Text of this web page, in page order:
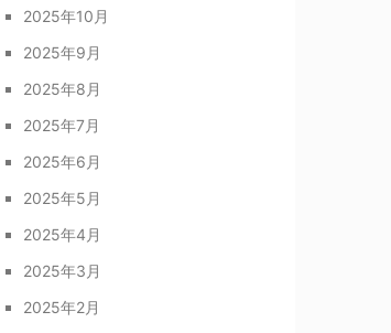
2025年10月
2025年9月
2025年8月
2025年7月
2025年6月
2025年5月
2025年4月
2025年3月
2025年2月